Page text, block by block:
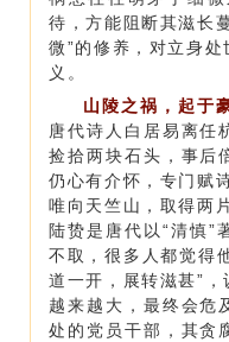
待，方能阻断其滋长
微”的修养，对立身
义。
山陵之祸，起于
唐代诗人白居易离任
捡拾两块石头，事后
仍心有介怀，专门赋
唯向天竺山，取得两
陆贽是唐代以“清慎”
不取，很多人都觉得
道一开，展转滋甚”
越来越大，最终会危
处的党员干部，其贪